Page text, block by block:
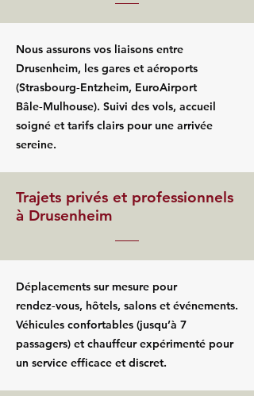
Nous assurons vos liaisons entre
Drusenheim, les gares et aéroports
(Strasbourg‑Entzheim, EuroAirport
Bâle‑Mulhouse). Suivi des vols, accueil
soigné et tarifs clairs pour une arrivée
sereine.
Trajets privés et professionnels
à Drusenheim
Déplacements sur mesure pour
rendez‑vous, hôtels, salons et événements.
Véhicules confortables (jusqu’à 7
passagers) et chauffeur expérimenté pour
un service efficace et discret.